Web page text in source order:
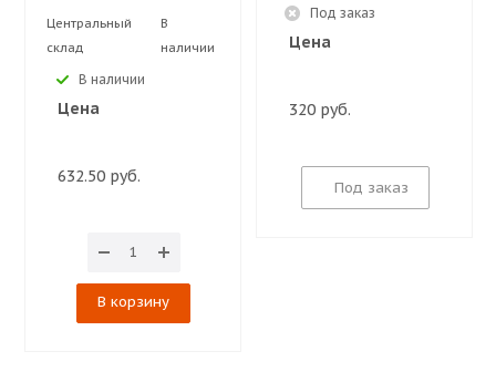
Центральный
склад
В
наличии
В наличии
Цена
632.50 руб.
В корзину
Под заказ
Цена
320 руб.
Под заказ